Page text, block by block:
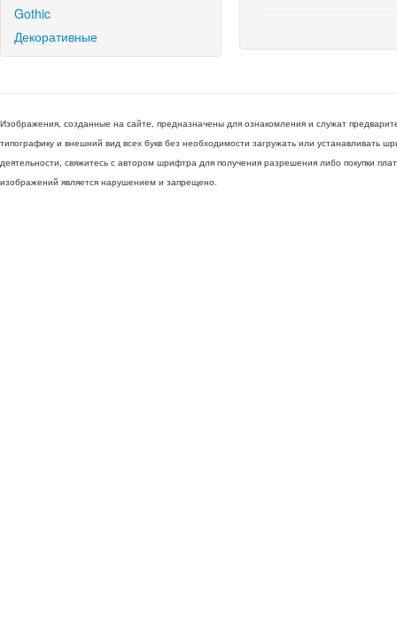
Gothic
Декоративные
Изображения, созданные на сайте, предназначены для ознакомления и служат
типографику и внешний вид всех букв без необходимости загружать или устанавливать
деятельности, свяжитесь с автором шрифтра для получения разрешения либо покупки
изображений является нарушением и запрещено.